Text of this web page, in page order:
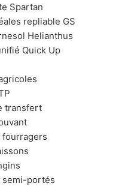
Spartan
repliable GS
Helianthus
Quick Up
transfert
fourragers
semi-portés